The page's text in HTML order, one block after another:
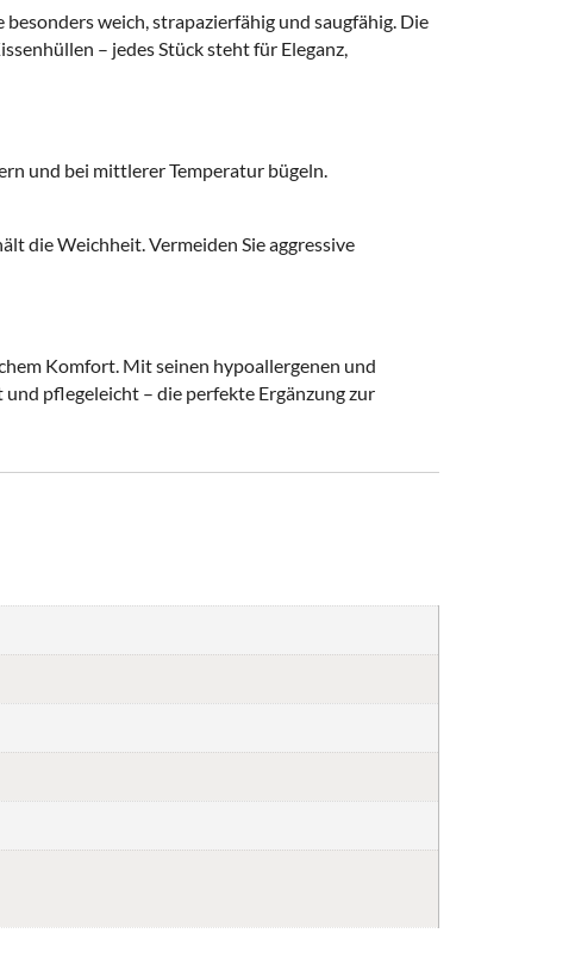
weich, strapazierfähig und saugfähig. Die
– jedes Stück steht für Eleganz,
und bei mittlerer Temperatur bügeln.
die Weichheit. Vermeiden Sie aggressive
Komfort. Mit seinen hypoallergenen und
pflegeleicht – die perfekte Ergänzung zur